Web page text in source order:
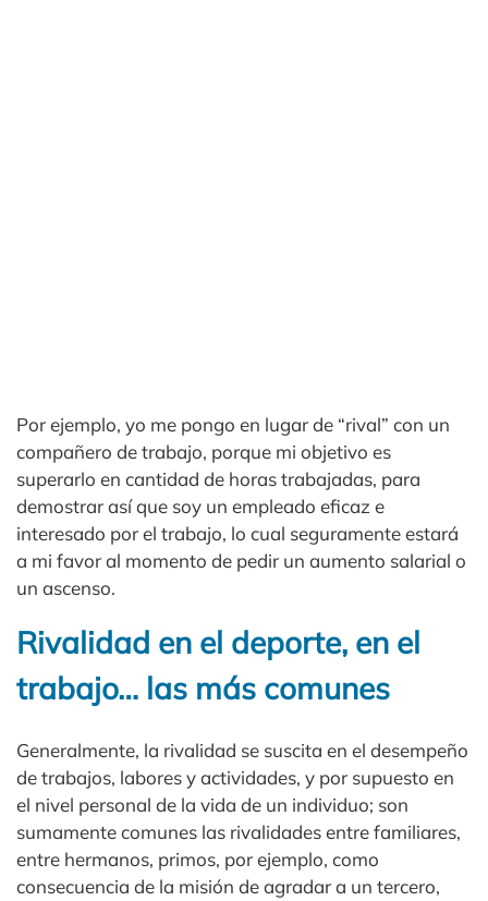
Por ejemplo, yo me pongo en lugar de “rival” con un
compañero de trabajo, porque mi objetivo es
superarlo en cantidad de horas trabajadas, para
demostrar así que soy un empleado eficaz e
interesado por el trabajo, lo cual seguramente estará
a mi favor al momento de pedir un aumento salarial o
un ascenso.
Rivalidad en el deporte, en el
trabajo… las más comunes
Generalmente, la rivalidad se suscita en el desempeño
de trabajos, labores y actividades, y por supuesto en
el nivel personal de la vida de un individuo; son
sumamente comunes las rivalidades entre familiares,
entre hermanos, primos, por ejemplo, como
consecuencia de la misión de agradar a un tercero,